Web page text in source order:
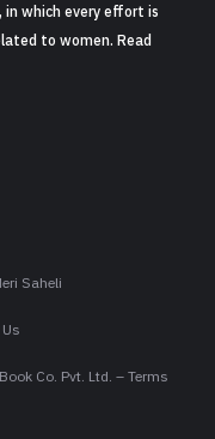
in which every effort is
to women. Read
Saheli
Co. Pvt. Ltd. – Terms